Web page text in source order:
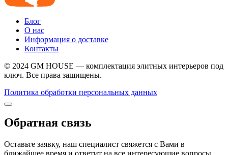
Блог
О нас
Информация о доставке
Контакты
© 2024 GM HOUSE — комплектация элитных интерьеров под
ключ. Все права защищены.
Политика обработки персональных данных
Обратная связь
Оставьте заявку, наш специалист свяжется с Вами в